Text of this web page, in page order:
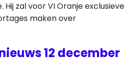
Hij zal voor VI Oranje exclusieve
maken over
12 december